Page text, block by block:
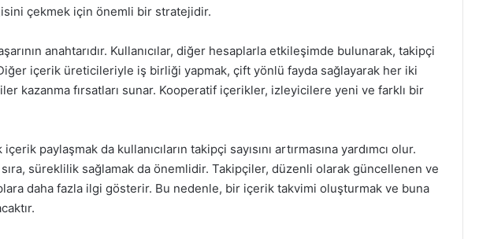
çekmek için önemli bir stratejidir.
anahtarıdır. Kullanıcılar, diğer hesaplarla etkileşimde bulunarak, takipçi
Diğer içerik üreticileriyle iş birliği yapmak, çift yönlü fayda sağlayarak her iki
kazanma fırsatları sunar. Kooperatif içerikler, izleyicilere yeni ve farklı bir
paylaşmak da kullanıcıların takipçi sayısını artırmasına yardımcı olur.
süreklilik sağlamak da önemlidir. Takipçiler, düzenli olarak güncellenen ve
daha fazla ilgi gösterir. Bu nedenle, bir içerik takvimi oluşturmak ve buna